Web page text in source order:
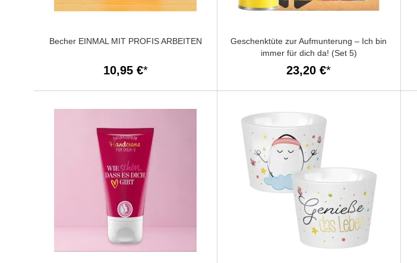
Becher EINMAL MIT PROFIS ARBEITEN
10,95 €
Geschenktüte zur Aufmunterung – Ich bin
immer für dich da! (Set 5)
23,20 €